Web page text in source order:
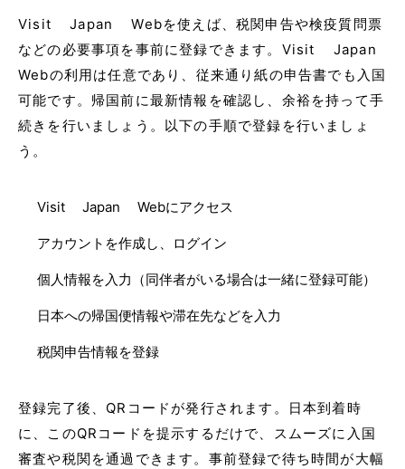
Visit Japan Webを使えば、税関申告や検疫質問票
などの必要事項を事前に登録できます。Visit Japan
Webの利用は任意であり、従来通り紙の申告書でも入国
可能です。帰国前に最新情報を確認し、余裕を持って手
続きを行いましょう。以下の手順で登録を行いましょ
う。
Visit Japan Webにアクセス
アカウントを作成し、ログイン
個人情報を入力（同伴者がいる場合は一緒に登録可能）
日本への帰国便情報や滞在先などを入力
税関申告情報を登録
登録完了後、QRコードが発行されます。日本到着時
に、このQRコードを提示するだけで、スムーズに入国
審査や税関を通過できます。事前登録で待ち時間が大幅